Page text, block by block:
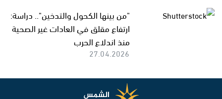
"من بينها الكحول والتدخين".. دراسة:
ارتفاع مقلق في العادات غير الصحية
منذ اندلاع الحرب
27.04.2026